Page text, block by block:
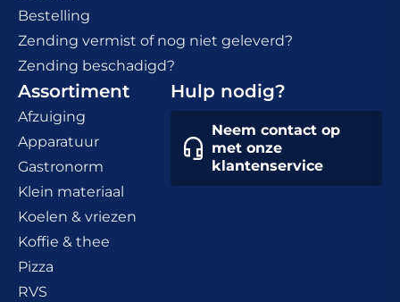
Bestelling
Zending vermist of nog niet geleverd?
Zending beschadigd?
Assortiment
Afzuiging
Apparatuur
Gastronorm
Klein materiaal
Koelen & vriezen
Koffie & thee
Pizza
RVS
Hulp nodig?
Neem contact op
met onze
klantenservice